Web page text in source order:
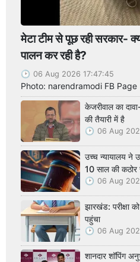
मेटा टीम से पूछ रही सरकार-
पालन कर रही है?
06 Aug 2026 17:47:45
Photo: narendramodi FB Page
केजरीवाल का
की तैयारी में है
06 Aug
उच्च न्यायालय ने
10 साल की कठोर
06 Aug
झारखंड: परीक्षा
पहुंचा
06 Aug
शानदार शॉपिंग